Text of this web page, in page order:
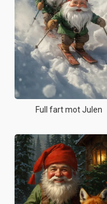
Full fart mot Julen